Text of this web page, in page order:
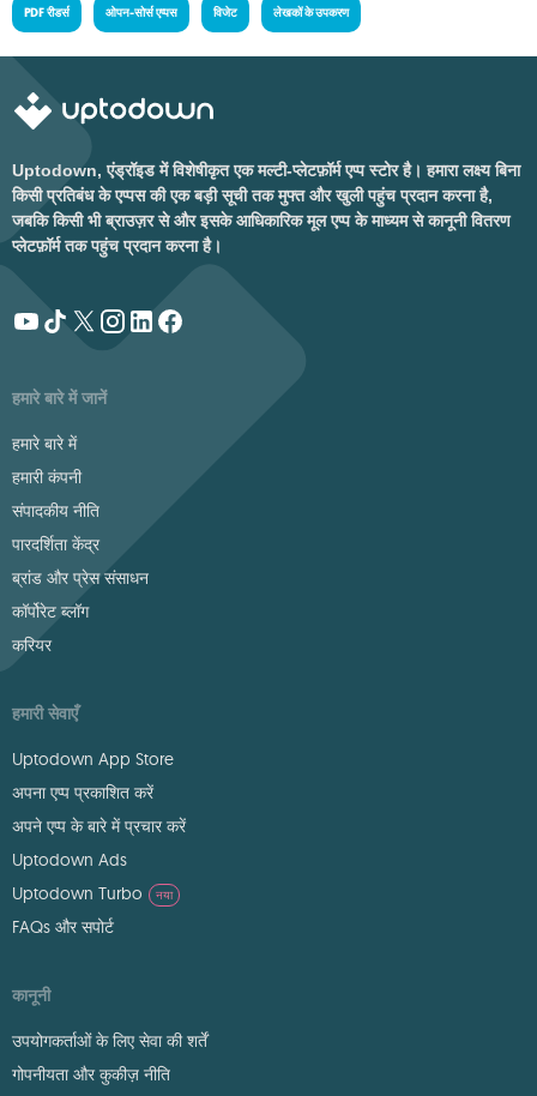
PDF रीडर्स ओपन-सोर्स एप्पस विजेट लेखकों के उपकरण
Uptodown, एंड्रॉइड में विशेषीकृत एक मल्टी-प्लेटफ़ॉर्म एप्प स्टोर है। हमारा लक्ष्य बिना
किसी प्रतिबंध के एप्पस की एक बड़ी सूची तक मुफ्त और खुली पहुंच प्रदान करना है,
जबकि किसी भी ब्राउज़र से और इसके आधिकारिक मूल एप्प के माध्यम से कानूनी वितरण
प्लेटफ़ॉर्म तक पहुंच प्रदान करना है।
हमारे बारे में जानें
हमारे बारे में
हमारी कंपनी
संपादकीय नीति
पारदर्शिता केंद्र
ब्रांड और प्रेस संसाधन
कॉर्पोरेट ब्लॉग
करियर
हमारी सेवाएँ
Uptodown App Store
अपना एप्प प्रकाशित करें
अपने एप्प के बारे में प्रचार करें
Uptodown Ads
Uptodown Turbo
नया
FAQs और सपोर्ट
कानूनी
उपयोगकर्ताओं के लिए सेवा की शर्तें
गोपनीयता और कुकीज़ नीति